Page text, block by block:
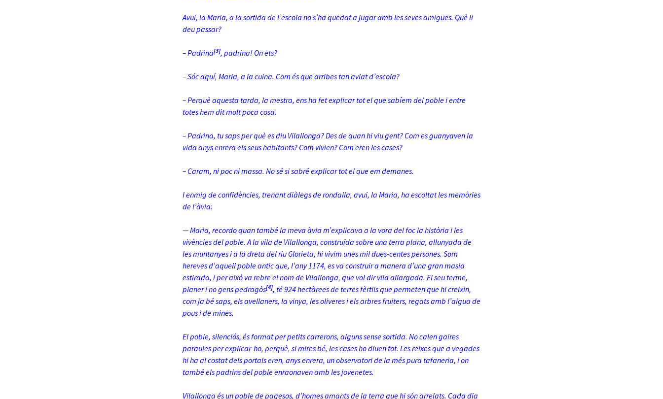
Avui, la Maria, a la sortida de l’escola no s’ha quedat a jugar amb les seves amigues. Què li
deu passar?
– Padrina[3], padrina! On ets?
– Sóc aquí, Maria, a la cuina. Com és que arribes tan aviat d’escola?
– Perquè aquesta tarda, la mestra, ens ha fet explicar tot el que sabíem del poble i entre
totes hem dit molt poca cosa.
– Padrina, tu saps per què es diu Vilallonga? Des de quan hi viu gent? Com es guanyaven la
vida anys enrera els seus habitants? Com vivien? Com eren les cases?
– Caram, ni poc ni massa. No sé si sabré explicar tot el que em demanes.
I enmig de confidències, trenant diàlegs de rondalla, avui, la Maria, ha escoltat les memòries
de l’àvia:
— Maria, recordo quan també la meva àvia m’explicava a la vora del foc la història i les
vivències del poble. A la vila de Vilallonga, construïda sobre una terra plana, allunyada de
les muntanyes i a la dreta del riu Glorieta, hi vivim unes mil dues-centes persones. Som
hereves d’aquell poble antic que, l’any 1174, es va construir a manera d’una gran masia
estirada, i per això va rebre el nom de Vilallonga, que vol dir vila allargada. El seu terme,
planer i no gens pedragòs[4], té 924 hectàrees de terres fèrtils que permeten que hi creixin,
com ja bé saps, els avellaners, la vinya, les oliveres i els arbres fruiters, regats amb l’aigua de
pous i de mines.
El poble, silenciós, és format per petits carrerons, alguns sense sortida. No calen gaires
paraules per explicar-ho, perquè, si mires bé, les cases ho diuen tot. Les reixes que a vegades
hi ha al costat dels portals eren, anys enrera, un observatori de la més pura tafaneria, i on
també els padrins del poble enraonaven amb les jovenetes.
Vilallonga és un poble de pagesos, d’homes amants de la terra que hi són arrelats. Cada dia